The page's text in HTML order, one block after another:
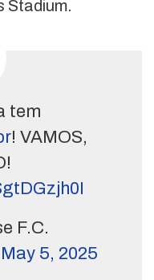
Stadium.
tem
! VAMOS,
F.C.
May 5, 2025